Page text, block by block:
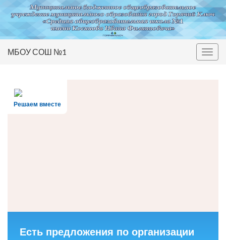
Вкл/
МБОУ СОШ №1
Решаем вместе
Есть предложения по организации